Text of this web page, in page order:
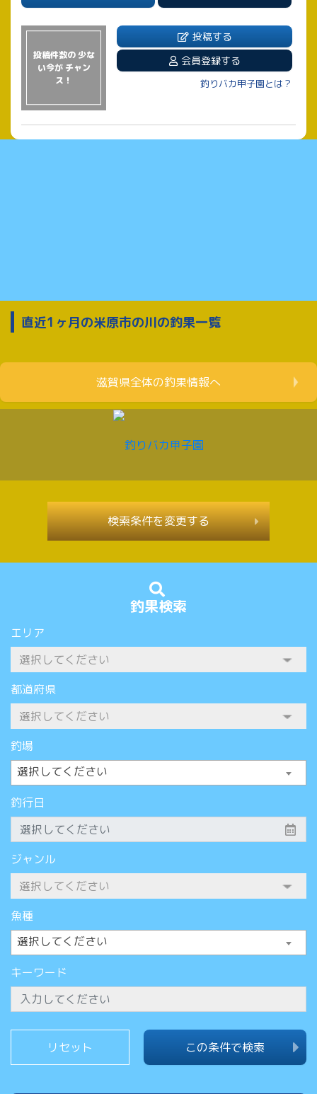
釣果検索
エリア
都道府県
釣場
選択してください
釣行日
ジャンル
魚種
選択してください
キーワード
この条件で検索
投稿件数の 少な
い今が チャン
ス！
投稿する
会員登録する
釣りバカ甲子園とは？
直近1ヶ月の米原市の川の釣果一覧
滋賀県全体の釣果情報へ
検索条件を変更する